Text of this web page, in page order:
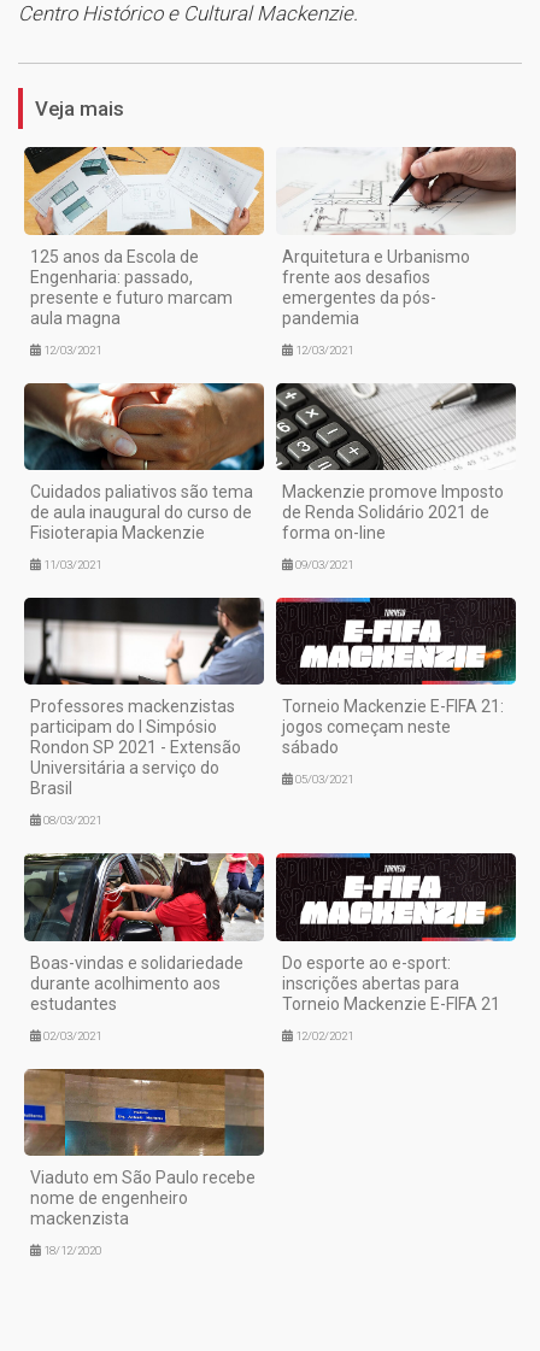
Centro Histórico e Cultural Mackenzie.
1
Veja mais
125 anos da Escola de
Engenharia: passado,
presente e futuro marcam
aula magna
12/03/2021
Arquitetura e Urbanismo
frente aos desafios
emergentes da pós-
pandemia
12/03/2021
Cuidados paliativos são tema
de aula inaugural do curso de
Fisioterapia Mackenzie
11/03/2021
Mackenzie promove Imposto
de Renda Solidário 2021 de
forma on-line
09/03/2021
Professores mackenzistas
participam do I Simpósio
Rondon SP 2021 - Extensão
Universitária a serviço do
Brasil
08/03/2021
Torneio Mackenzie E-FIFA 21:
jogos começam neste
sábado
05/03/2021
Boas-vindas e solidariedade
durante acolhimento aos
estudantes
02/03/2021
Do esporte ao e-sport:
inscrições abertas para
Torneio Mackenzie E-FIFA 21
12/02/2021
Viaduto em São Paulo recebe
nome de engenheiro
mackenzista
18/12/2020